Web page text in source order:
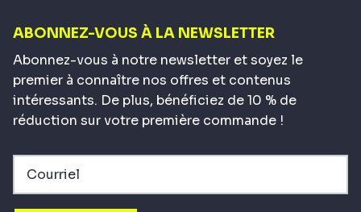
ABONNEZ-VOUS À LA NEWSLETTER
Abonnez-vous à notre newsletter et soyez le
premier à connaître nos offres et contenus
intéressants. De plus, bénéficiez de 10 % de
réduction sur votre première commande !